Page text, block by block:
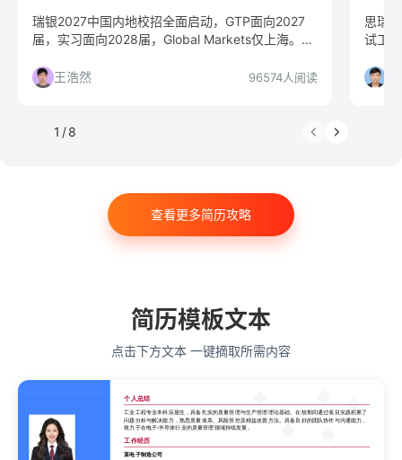
香港大学
四川大学 南开大学
南京大学
吉林大学
中南大学 深圳大学
暨南大学
金融
文化/传媒
房地产
仓储/物流
艺术与设计 电子信息工程
瑞银2027中国内地校招全面启动，GTP面向2027
届，实习面向2028届，Global Markets仅上海。本
策略，帮你判断是否值得投递。
王浩然 96574人阅读
思瑞
试工
析哪
1 /8
查看更多简历攻略
简历模板文本
点击下方文本 一键摘取所需内容
个人总结
工业工程专业本科应届生，具备扎实的质量管理与生产管理理论基础。在校期间通过项目实践积累了
问题分析与解决能力，熟悉质量体系、风险管控及精益改善方法。具备良好的团队协作与沟通能力，
致力于在电子/半导体行业的质量管理领域持续发展。
工作经历
某电子制造公司
个人总结
工业工程专业本科应届生，具备扎实的质量管理与生产管理理论基础。在校期间通过项目实践积累了
问题分析与解决能力，熟悉质量体系、风险管控及精益改善方法。具备良好的团队协作与沟通能力，